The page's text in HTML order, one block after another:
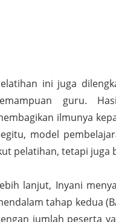
ini juga
guru.
ilmunya
model
pelatihan, tetapi juga
lanjut, Inyani
tahap kedua
jumlah peserta